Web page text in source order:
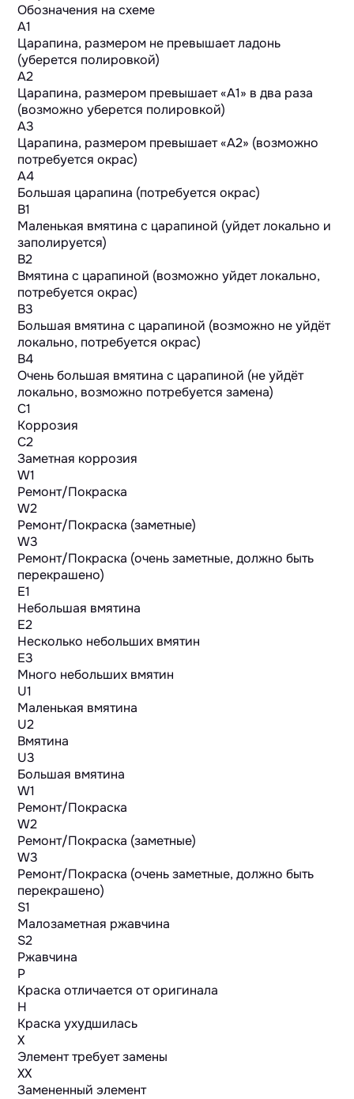
Обозначения на схеме
A1
Царапина, размером не превышает ладонь
(уберется полировкой)
A2
Царапина, размером превышает «А1» в два раза
(возможно уберется полировкой)
A3
Царапина, размером превышает «А2» (возможно
потребуется окрас)
A4
Большая царапина (потребуется окрас)
B1
Маленькая вмятина с царапиной (уйдет локально и
заполируется)
B2
Вмятина с царапиной (возможно уйдет локально,
потребуется окрас)
B3
Большая вмятина с царапиной (возможно не уйдёт
локально, потребуется окрас)
B4
Очень большая вмятина с царапиной (не уйдёт
локально, возможно потребуется замена)
C1
Коррозия
C2
Заметная коррозия
W1
Ремонт/Покраска
W2
Ремонт/Покраска (заметные)
W3
Ремонт/Покраска (очень заметные, должно быть
перекрашено)
E1
Небольшая вмятина
E2
Несколько небольших вмятин
E3
Много небольших вмятин
U1
Маленькая вмятина
U2
Вмятина
U3
Большая вмятина
W1
Ремонт/Покраска
W2
Ремонт/Покраска (заметные)
W3
Ремонт/Покраска (очень заметные, должно быть
перекрашено)
S1
Малозаметная ржавчина
S2
Ржавчина
P
Краска отличается от оригинала
H
Краска ухудшилась
X
Элемент требует замены
XX
Замененный элемент